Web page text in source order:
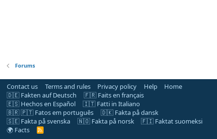
Forums
Contact us Terms and rules Privacy policy Help
Home
🇩🇪 Fakten auf Deutsch
🇫🇷 Faits en français
🇪🇸 Hechos en Español
🇮🇹 Fatti in Italiano
🇧🇷 🇵🇹 Fatos em português
🇩🇰 Fakta på dansk
🇸🇪 Fakta på svenska
🇳🇴 Fakta på norsk
🇫🇮 Faktat suomeksi
🌍 Facts
R